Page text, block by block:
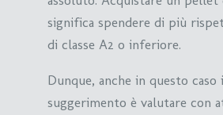
significa spendere di più
di classe A2 o inferiore.
Dunque, anche in questo caso
suggerimento è valutare con